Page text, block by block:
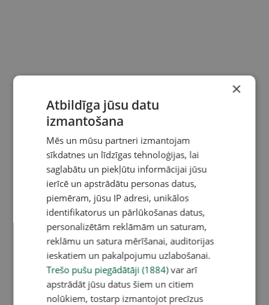
×
Atbildīga jūsu datu
izmantošana
Mēs un mūsu partneri izmantojam
sīkdatnes un līdzīgas tehnoloģijas, lai
saglabātu un piekļūtu informācijai jūsu
ierīcē un apstrādātu personas datus,
piemēram, jūsu IP adresi, unikālos
identifikatorus un pārlūkošanas datus,
personalizētām reklāmām un saturam,
reklāmu un satura mērīšanai, auditorijas
ieskatiem un pakalpojumu uzlabošanai.
Trešo pušu piegādātāji (1884)var arī
apstrādāt jūsu datus šiem un citiem
nolūkiem, tostarp izmantojot precīzus